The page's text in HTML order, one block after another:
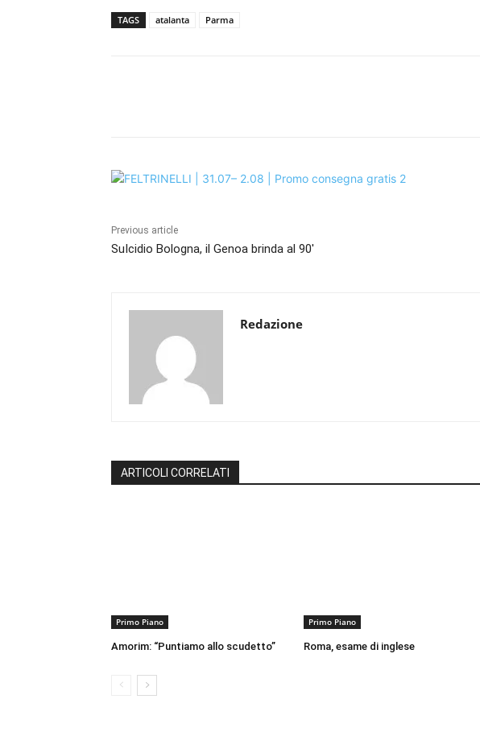
TAGS atalanta Parma
Previous article
SuIcidio Bologna, il Genoa brinda al 90′
Redazione
ARTICOLI CORRELATI
Primo Piano
Amorim: “Puntiamo allo scudetto”
Primo Piano
Roma, esame di inglese